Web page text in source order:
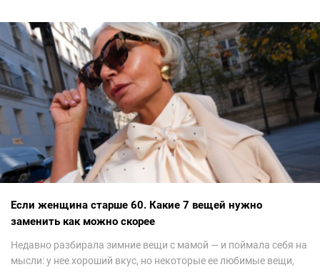
Если женщина старше 60. Какие 7 вещей нужно
заменить как можно скорее
Недавно разбирала зимние вещи с мамой — и поймала себя на
мысли: у нее хороший вкус, но некоторые ее любимые вещи,